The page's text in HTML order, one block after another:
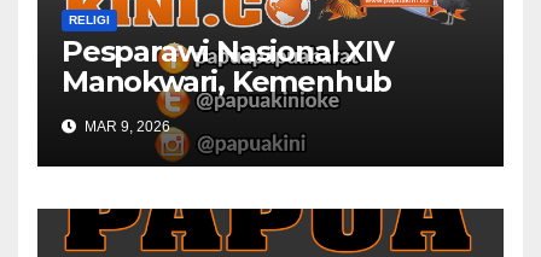
RELIGI
Pesparawi Nasional XIV
Manokwari, Kemenhub
Sediakan Dua Kapal
MAR 9, 2026